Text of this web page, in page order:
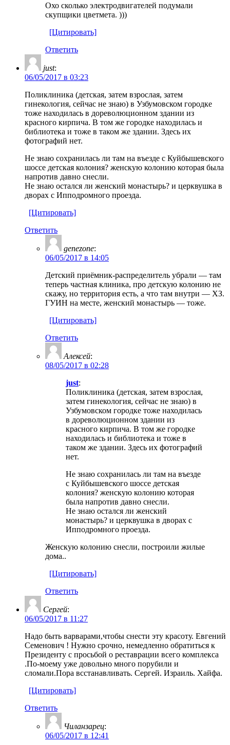
Охо сколько электродвигателей подумали
скупщики цветмета. )))
[Цитировать]
Ответить
just:
06/05/2017 в 03:23
Поликлиника (детская, затем взрослая, затем
гинекология, сейчас не знаю) в Узбумовском городке
тоже находилась в дореволюционном здании из
красного кирпича. В том же городке находилась и
библиотека и тоже в таком же здании. Здесь их
фотографий нет.
Не знаю сохранилась ли там на въезде с Куйбышевского
шоссе детская колония? женскую колонию которая была
напротив давно снесли.
Не знаю остался ли женский монастырь? и церквушка в
дворах с Ипподромного проезда.
[Цитировать]
Ответить
genezone:
06/05/2017 в 14:05
Детский приёмник-распределитель убрали — там
теперь частная клиника, про детскую колонию не
скажу, но территория есть, а что там внутри — ХЗ.
ГУИН на месте, женский монастырь — тоже.
[Цитировать]
Ответить
Алексей:
08/05/2017 в 02:28
just:
Поликлиника (детская, затем взрослая,
затем гинекология, сейчас не знаю) в
Узбумовском городке тоже находилась
в дореволюционном здании из
красного кирпича. В том же городке
находилась и библиотека и тоже в
таком же здании. Здесь их фотографий
нет.
Не знаю сохранилась ли там на въезде
с Куйбышевского шоссе детская
колония? женскую колонию которая
была напротив давно снесли.
Не знаю остался ли женский
монастырь? и церквушка в дворах с
Ипподромного проезда.
Женскую колонию снесли, построили жилые
дома..
[Цитировать]
Ответить
Сергей:
06/05/2017 в 11:27
Надо быть варварами,чтобы снести эту красоту. Евгений
Семенович ! Нужно срочно, немедленно обратиться к
Президенту с просьбой о реставрации всего комплекса
.По-моему уже довольно много порубили и
сломали.Пора всстанавливать. Сергей. Израиль. Хайфа.
[Цитировать]
Ответить
Чиланзарец:
06/05/2017 в 12:41